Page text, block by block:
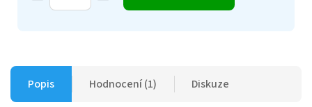
Popis Hodnocení (1) Diskuze